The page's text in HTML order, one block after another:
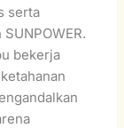
serta
bekerja